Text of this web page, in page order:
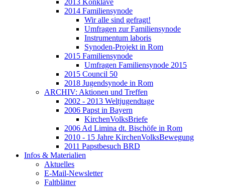
2013 Konklave
2014 Familiensynode
Wir alle sind gefragt!
Umfragen zur Familiensynode
Instrumentum laboris
Synoden-Projekt in Rom
2015 Familiensynode
Umfragen Familiensynode 2015
2015 Council 50
2018 Jugendsynode in Rom
ARCHIV: Aktionen und Treffen
2002 - 2013 Weltjugendtage
2006 Papst in Bayern
KirchenVolksBriefe
2006 Ad Limina dt. Bischöfe in Rom
2010 - 15 Jahre KirchenVolksBewegung
2011 Papstbesuch BRD
Infos & Materialien
Aktuelles
E-Mail-Newsletter
Faltblätter